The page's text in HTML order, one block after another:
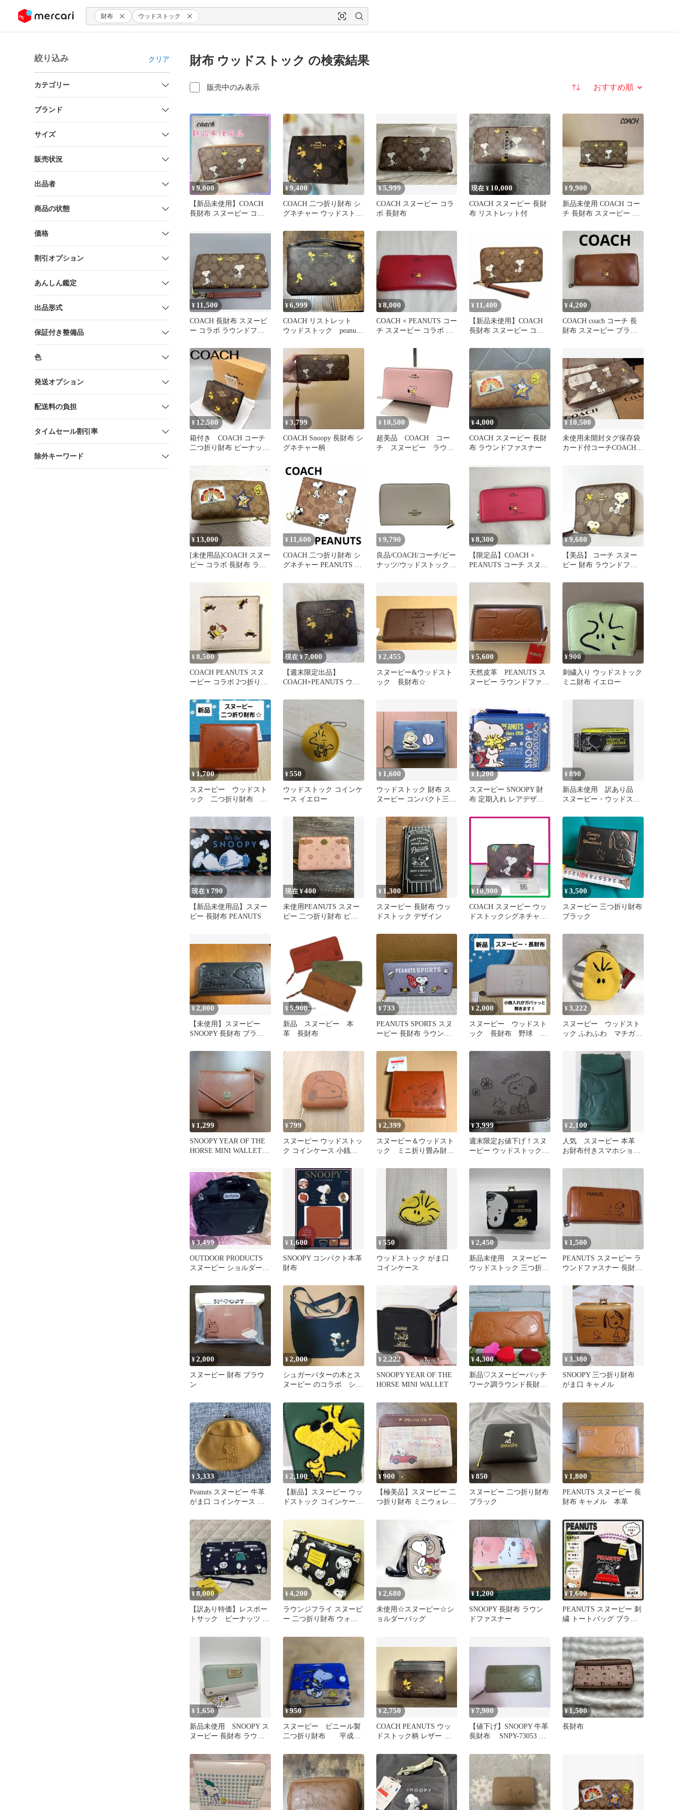
ツにスキップ 財布 ウッドストック
絞り込み クリア
カテゴリー
ブランド
サイズ
販売状況
出品者
商品の状態
価格
割引オプション
あんしん鑑定
出品形式
保証付き整備品
色
発送オプション
配送料の負担
タイムセール割引率
除外キーワード
財布 ウッドストック の検索結果
販売中のみ表示 並び替え
¥9,000
【新品未使用】COACH
長財布 スヌーピー コラ
¥9,400
COACH 二つ折り財布 シ
グネチャー ウッドストッ
¥5,999
COACH スヌーピー コラ
ボ 長財布
現在 ¥ 10,000
COACH スヌーピー 長財
布 リストレット付
¥9,900
新品未使用 COACH コー
チ 長財布 スヌーピー シ
¥ 11,500
COACH 長財布 スヌーピ
ー コラボ ラウンドファ
¥6,999
COACH リストレット
ウッドストック peanuts
¥8,000
COACH × PEANUTS コー
チ スヌーピー コラボ 長
¥ 11,400
【新品未使用】COACH
長財布 スヌーピー コラ
¥4,200
COACH coach コーチ 長
財布 スヌーピー ブラウ
¥ 12,500
箱付き COACH コーチ
二つ折り財布 ピーナッツ
¥3,799
COACH Snoopy 長財布 シ
グネチャー柄
¥ 10,500
超美品 COACH コー
チ スヌーピー ラウン
¥4,000
COACH スヌーピー 長財
布 ラウンドファスナー
¥ 10,500
未使用未開封タグ保存袋
カード付コーチCOACH
¥ 13,000
[未使用品]COACH スヌー
ピー コラボ 長財布 ラウ
¥ 11,600
COACH 二つ折り財布 シ
グネチャー PEANUTS ス
¥ 9,790
良品/COACH/コーチ/ピー
ナッツ/ウッドストック/
¥8,300
【限定品】COACH ×
PEANUTS コーチ スヌー
¥9,680
【美品】 コーチ スヌー
ピー 財布 ラウンドファ
ニ財布
¥8,500
COACH PEANUTS スヌ
ーピー コラボ 2つ折り財
現在 ¥7,000
【週末限定出品】
COACH×PEANUTS ウッ
¥ 2,455
スヌーピー&ウッドスト
ック 長財布☆
¥5,600
天然皮革 PEANUTS ス
ヌーピー ラウンドファス
¥900
刺繍入り ウッドストック
ミニ財布 イエロー
¥ 1,700
スヌーピー ウッドスト
ック 二つ折り財布 財
¥550
ウッドストック コインケ
ース イエロー
¥ 1,600
ウッドストック 財布 ス
ヌーピー コンパクト三つ
¥1,200
スヌーピー SNOOPY 財
布 定期入れ レアデザイ
¥890
新品未使用 訳あり品
スヌーピー・ウッドスト
ュ 長財布
現在 ¥790
【新品未使用品】スヌー
ピー 長財布 PEANUTS
現在 ¥400
未使用PEANUTS スヌー
ピー 二つ折り財布 ピン
¥ 1,300
スヌーピー 長財布 ウッ
ドストック デザイン
¥ 10,900
COACH スヌーピー ウッ
ドストックシグネチャー
¥3,500
スヌーピー 三つ折り財布
ブラック
¥ 2,000
【未使用】スヌーピー
SNOOPY 長財布 ブラッ
¥5,900
新品 スヌーピー 本
革 長財布
¥733
PEANUTS SPORTS スヌ
ーピー 長財布 ラウンド
¥2,000
スヌーピー ウッドスト
ック 長財布 野球 フ
新品
¥3,222
スヌーピー ウッドスト
ック ふわふわ マチガマ
小物入れ
¥ 1,299
SNOOPY YEAR OF THE
HORSE MINI WALLETブ
¥799
スヌーピー ウッドストッ
ク コインケース 小銭入
ーチ
¥2,399
スヌーピー＆ウッドスト
ック ミニ折り畳み財布
¥3,999
週末限定お値下げ！スヌ
ーピー ウッドストック
¥ 2,100
人気 スヌーピー 本革
お財布付きスマホショル
ストック
¥3,499
OUTDOOR PRODUCTS
スヌーピー ショルダーバ
¥ 1,600
SNOOPY コンパクト本革
財布
¥550
ウッドストック がま口
コインケース
¥2,450
新品未使用 スヌーピー
ウッドストック 三つ折り
¥ 1,500
PEANUTS スヌーピー ラ
ウンドファスナー 長財布
¥2,000
スヌーピー 財布 ブラウ
ン
¥2,000
シュガーバターの木とス
ヌーピー のコラボ ショ
¥2,222
SNOOPY YEAR OF THE
HORSE MINI WALLET
¥4,300
新品♡スヌーピーパッチ
ワーク調ラウンド長財布
¥3,380
SNOOPY 三つ折り財布
がま口 キャメル
¥3,333
Peanuts スヌーピー 牛革
がま口 コインケース 財
¥ 2,100
【新品】スヌーピー ウッ
ドストック コインケース
¥900
【極美品】スヌーピー 二
つ折り財布 ミニウォレッ
ク
¥850
スヌーピー 二つ折り財布
ブラック
¥ 1,800
PEANUTS スヌーピー 長
財布 キャメル 本革
¥8,000
【訳あり特価】レスポー
トサック ピーナッツ ス
ルスカウト
¥4,200
ラウンジフライ スヌーピ
ー 二つ折り財布 ウォレ
ーナッツ
¥2,680
未使用☆スヌーピー☆シ
ョルダーバッグ
¥1,200
SNOOPY 長財布 ラウン
ドファスナー
¥1,600
PEANUTS スヌーピー 刺
繍 トートバッグ ブラッ
¥ 1,650
新品未使用 SNOOPY ス
ヌーピー 長財布 ラウン
ーン
¥950
スヌーピー ビニール製
二つ折り財布 平成レ
¥2,750
COACH PEANUTS ウッ
ドストック柄 レザー カ
¥ 7,900
【値下げ】SNOOPY 牛革
長財布 SNPY-73053 ブ
¥ 1,500
長財布